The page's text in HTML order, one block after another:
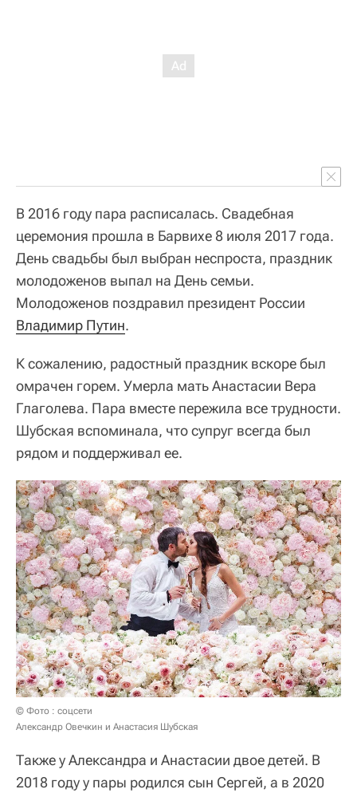
В 2016 году пара расписалась. Свадебная
церемония прошла в Барвихе 8 июля 2017 года.
День свадьбы был выбран неспроста, праздник
молодоженов выпал на День семьи.
Молодоженов поздравил президент России
Владимир Путин.
К сожалению, радостный праздник вскоре был
омрачен горем. Умерла мать Анастасии Вера
Глаголева. Пара вместе пережила все трудности.
Шубская вспоминала, что супруг всегда был
рядом и поддерживал ее.
© Фото : соцсети
Александр Овечкин и Анастасия Шубская
Также у Александра и Анастасии двое детей. В
2018 году у пары родился сын Сергей, а в 2020